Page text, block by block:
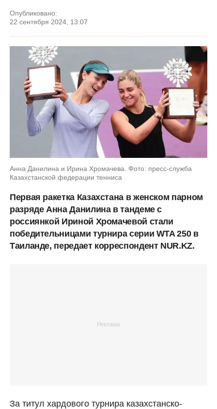
Опубликовано:
22 сентября 2024, 13:07
Анна Данилина и Ирина Хромачева. Фото: пресс-служба
Казахстанской федерации тенниса
Первая ракетка Казахстана в женском парном
разряде Анна Данилина в тандеме с
россиянкой Ириной Хромачевой стали
победительницами турнира серии WTA 250 в
Таиланде, передает корреспондент NUR.KZ.
За титул хардового турнира казахстанско-